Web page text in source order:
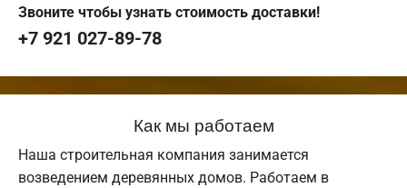
Звоните чтобы узнать стоимость доставки!
+7 921 027-89-78
Как мы работаем
Наша строительная компания занимается
возведением деревянных домов. Работаем в